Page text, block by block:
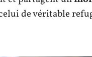
de véritable